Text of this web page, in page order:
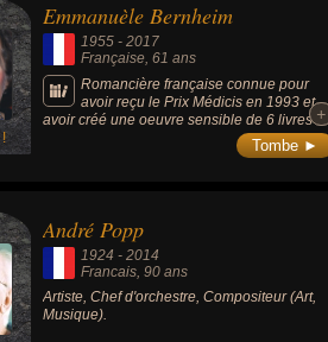
Emmanuèle Bernheim
1955 -2017
Française, 61 ans
Romancière française connue pour
avoir reçu le Prix Médicis en 1993 et
avoir créé une oeuvre sensible de 6 livres
seulement mais qui su imposer une voix, un
style précis, une lucidité sur les rapports
+
+
Tombe ►
André Popp
1924 -2014
Francais, 90 ans
Artiste, Chef d'orchestre, Compositeur (Art,
Musique).